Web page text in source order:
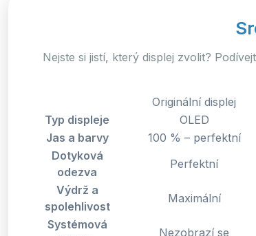
Nejste si jistí, který displej zvolit?
Originální displej
Typ displeje
OLED
Jas a barvy
100 % – perfektní
Dotyková
odezva
Perfektní
Výdrž a
spolehlivost
Maximální
Systémová
Nezobrazí se